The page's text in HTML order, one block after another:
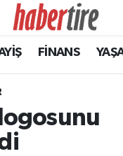
FİNANS
Eczaneler
Haritası